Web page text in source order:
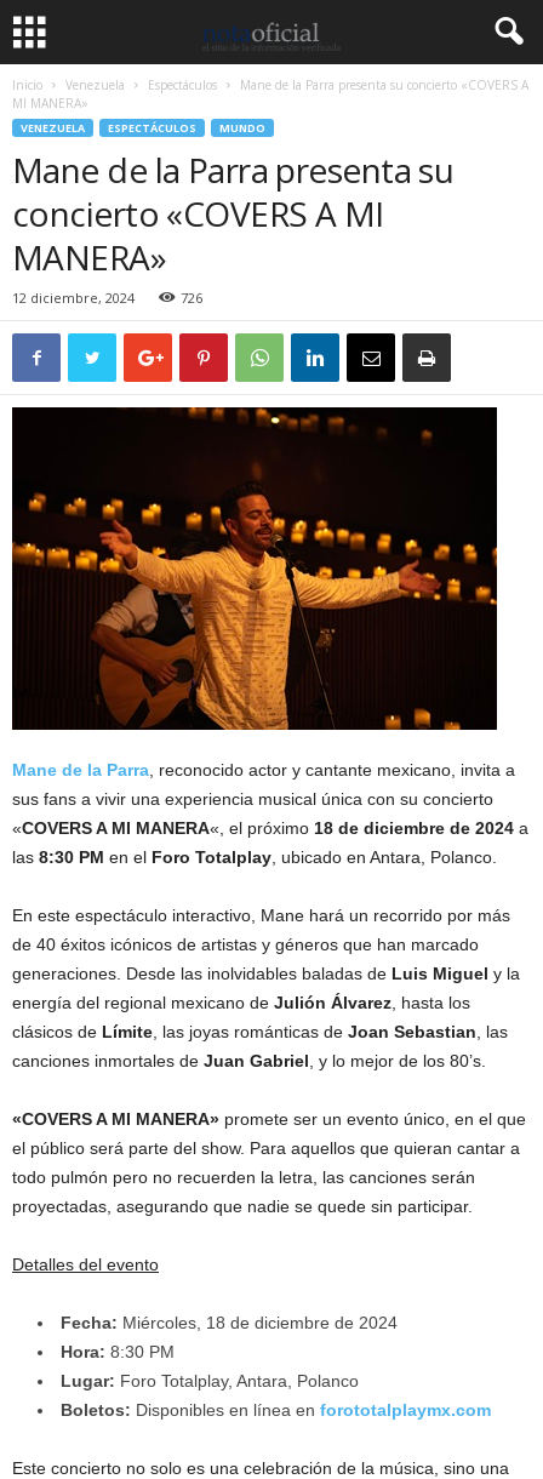
Inicio Venezuela Espectáculos
Mane de la Parra presenta su concierto «COVERS A
MI MANERA»
VENEZUELA ESPECTÁCULOS MUNDO
Mane de la Parra presenta su
concierto «COVERS A MI
MANERA»
12 diciembre, 2024 726
Mane de la Parra , reconocido actor y cantante mexicano, invita a
sus fans a vivir una experiencia musical única con su concierto
«COVERS A MI MANERA«, el próximo 18 de diciembre de 2024 a
las 8:30 PM en el Foro Totalplay , ubicado en Antara, Polanco.
En este espectáculo interactivo, Mane hará un recorrido por más
de 40 éxitos icónicos de artistas y géneros que han marcado
generaciones. Desde las inolvidables baladas de Luis Miguel y la
energía del regional mexicano de Julión Álvarez , hasta los
clásicos de Límite , las joyas románticas de Joan Sebastian , las
canciones inmortales de Juan Gabriel , y lo mejor de los 80’s.
«COVERS A MI MANERA» promete ser un evento único, en el que
el público será parte del show. Para aquellos que quieran cantar a
todo pulmón pero no recuerden la letra, las canciones serán
proyectadas, asegurando que nadie se quede sin participar.
Detalles del evento
Fecha: Miércoles, 18 de diciembre de 2024
Hora: 8:30 PM
Lugar: Foro Totalplay, Antara, Polanco
Boletos: Disponibles en línea en forototalplaymx.com
Este concierto no solo es una celebración de la música, sino una